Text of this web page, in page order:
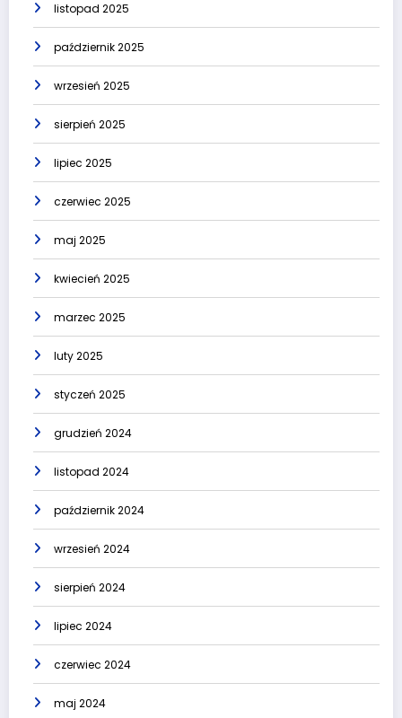
listopad 2025
październik 2025
wrzesień 2025
sierpień 2025
lipiec 2025
czerwiec 2025
maj 2025
kwiecień 2025
marzec 2025
luty 2025
styczeń 2025
grudzień 2024
listopad 2024
październik 2024
wrzesień 2024
sierpień 2024
lipiec 2024
czerwiec 2024
maj 2024